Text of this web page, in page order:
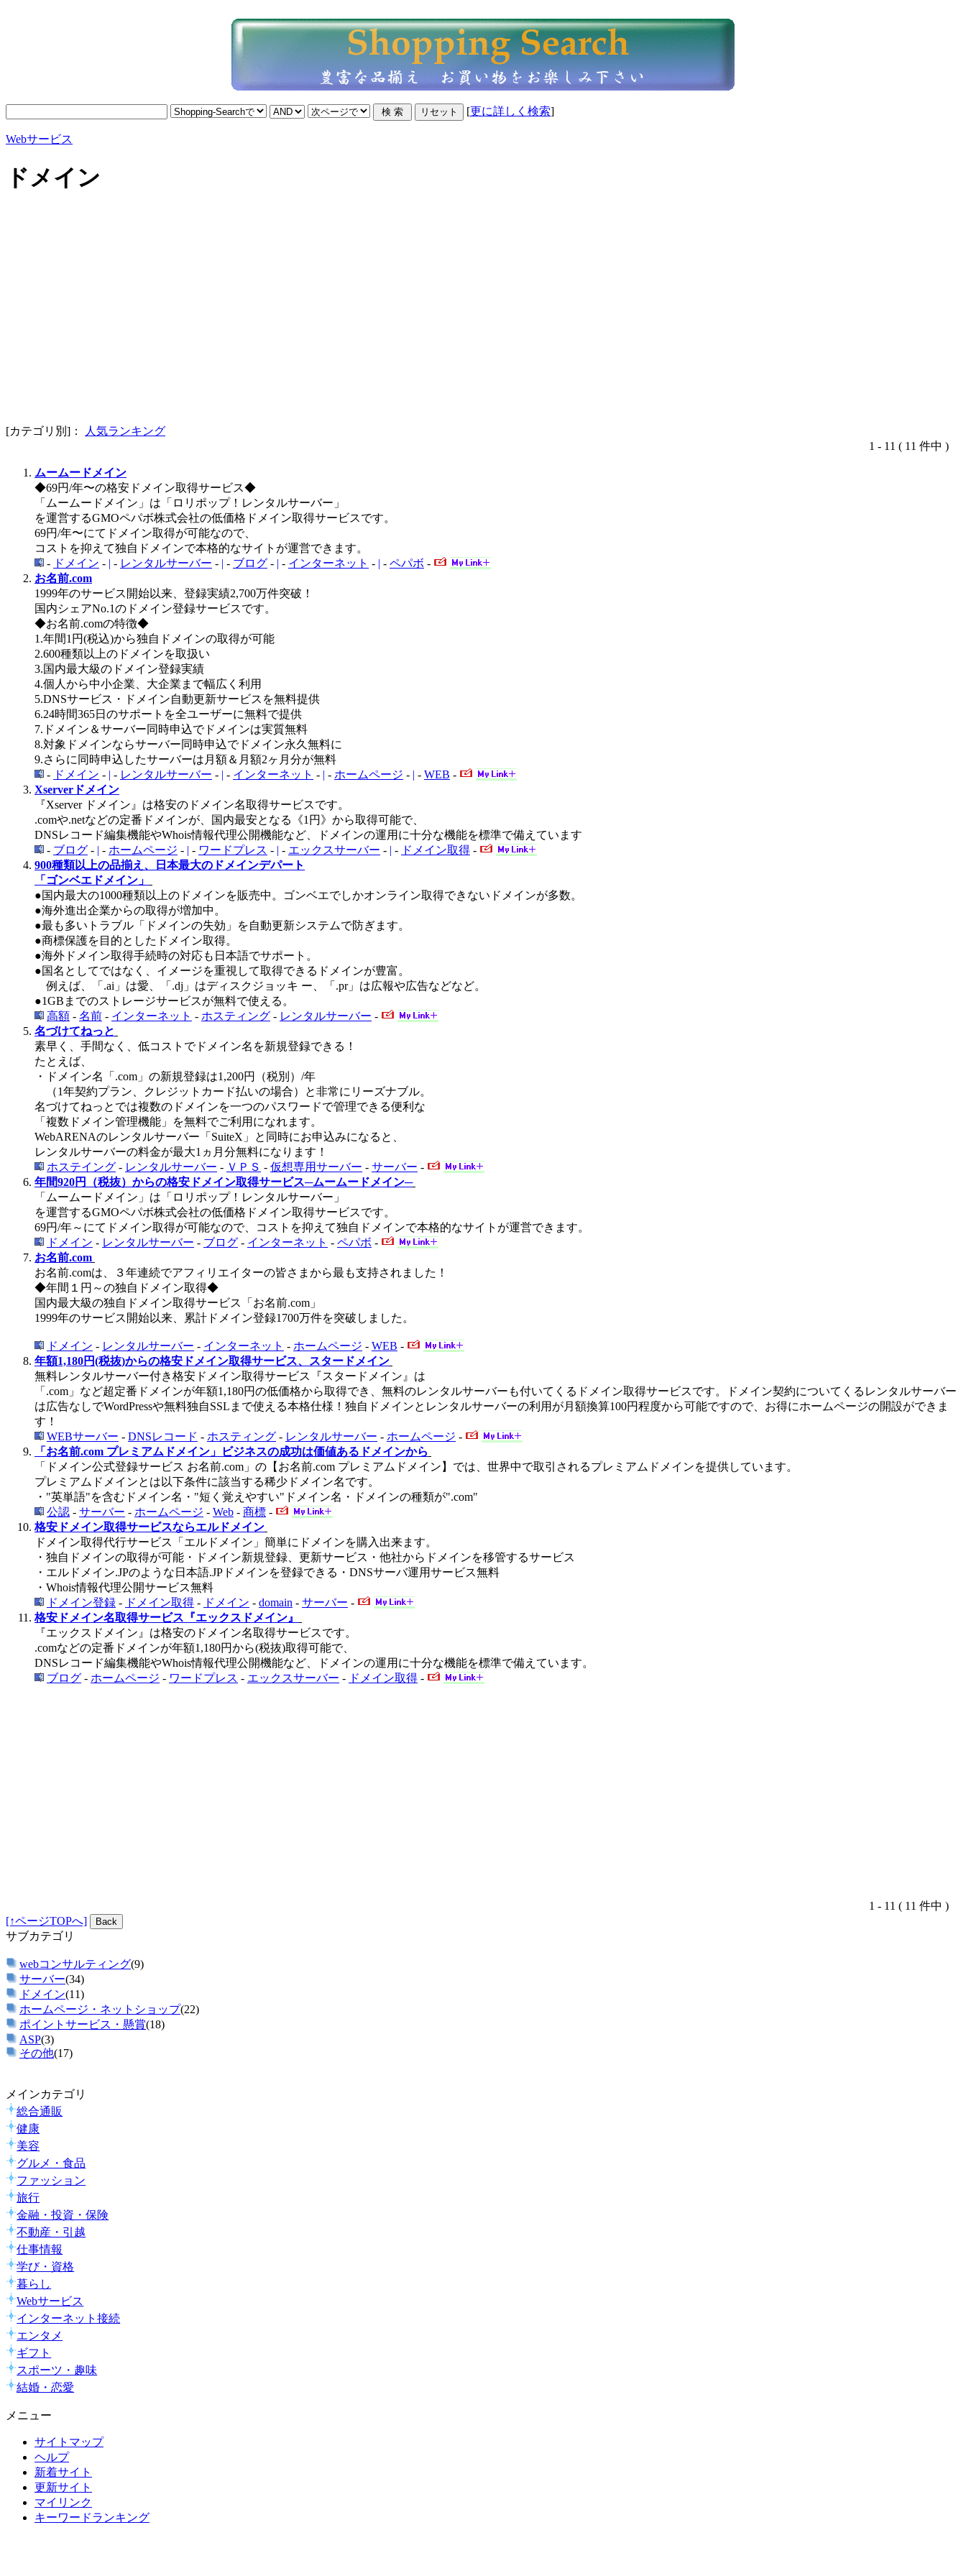
[更に詳しく検索]
Webサービス
ドメイン
[カテゴリ別]：
人気ランキング
1 - 11 ( 11 件中 )
ムームードメイン
◆69円/年〜の格安ドメイン取得サービス◆
「ムームードメイン」は「ロリポップ！レンタルサーバー」
を運営するGMOペパボ株式会社の低価格ドメイン取得サービスです。
69円/年〜にてドメイン取得が可能なので、
コストを抑えて独自ドメインで本格的なサイトが運営できます。
- ドメイン - | - レンタルサーバー - | - ブログ - | - インターネット - | - ペパボ -
お名前.com
1999年のサービス開始以来、登録実績2,700万件突破！
国内シェアNo.1のドメイン登録サービスです。
◆お名前.comの特徴◆
1.年間1円(税込)から独自ドメインの取得が可能
2.600種類以上のドメインを取扱い
3.国内最大級のドメイン登録実績
4.個人から中小企業、大企業まで幅広く利用
5.DNSサービス・ドメイン自動更新サービスを無料提供
6.24時間365日のサポートを全ユーザーに無料で提供
7.ドメイン＆サーバー同時申込でドメインは実質無料
8.対象ドメインならサーバー同時申込でドメイン永久無料に
9.さらに同時申込したサーバーは月額＆月額2ヶ月分が無料
- ドメイン - | - レンタルサーバー - | - インターネット - | - ホームページ - | - WEB -
Xserverドメイン
『Xserver ドメイン』は格安のドメイン名取得サービスです。
.comや.netなどの定番ドメインが、国内最安となる《1円》から取得可能で、
DNSレコード編集機能やWhois情報代理公開機能など、ドメインの運用に十分な機能を標準で備えています
- ブログ - | - ホームページ - | - ワードプレス - | - エックスサーバー - | - ドメイン取得 -
900種類以上の品揃え、日本最大のドメインデパート
「ゴンベエドメイン」
●国内最大の1000種類以上のドメインを販売中。ゴンベエでしかオンライン取得できないドメインが多数。
●海外進出企業からの取得が増加中。
●最も多いトラブル「ドメインの失効」を自動更新システムで防ぎます。
●商標保護を目的としたドメイン取得。
●海外ドメイン取得手続時の対応も日本語でサポート。
●国名としてではなく、イメージを重視して取得できるドメインが豊富。
例えば、「.ai」は愛、「.dj」はディスクジョッキ ー、「.pr」は広報や広告などなど。
●1GBまでのストレージサービスが無料で使える。
高額 - 名前 - インターネット - ホスティング - レンタルサーバー -
名づけてねっと
素早く、手間なく、低コストでドメイン名を新規登録できる！
たとえば、
・ドメイン名「.com」の新規登録は1,200円（税別）/年
（1年契約プラン、クレジットカード払いの場合）と非常にリーズナブル。
名づけてねっとでは複数のドメインを一つのパスワードで管理できる便利な
「複数ドメイン管理機能」を無料でご利用になれます。
WebARENAのレンタルサーバー「SuiteX」と同時にお申込みになると、
レンタルサーバーの料金が最大1ヵ月分無料になります！
ホステイング - レンタルサーバー - ＶＰＳ - 仮想専用サーバー - サーバー -
年間920円（税抜）からの格安ドメイン取得サービス─ムームードメイン─
「ムームードメイン」は「ロリポップ！レンタルサーバー」
を運営するGMOペパボ株式会社の低価格ドメイン取得サービスです。
69円/年～にてドメイン取得が可能なので、コストを抑えて独自ドメインで本格的なサイトが運営できます。
ドメイン - レンタルサーバー - ブログ - インターネット - ペパボ -
お名前.com
お名前.comは、３年連続でアフィリエイターの皆さまから最も支持されました！
◆年間１円～の独自ドメイン取得◆
国内最大級の独自ドメイン取得サービス「お名前.com」
1999年のサービス開始以来、累計ドメイン登録1700万件を突破しました。
ドメイン - レンタルサーバー - インターネット - ホームページ - WEB -
年額1,180円(税抜)からの格安ドメイン取得サービス、スタードメイン
無料レンタルサーバー付き格安ドメイン取得サービス『スタードメイン』は
「.com」など超定番ドメインが年額1,180円の低価格から取得でき、無料のレンタルサーバーも付いてくるドメイン取得サービスです。ドメイン契約についてくるレンタルサーバー
は広告なしでWordPressや無料独自SSLまで使える本格仕様！独自ドメインとレンタルサーバーの利用が月額換算100円程度から可能ですので、お得にホームページの開設ができま
す！
WEBサーバー - DNSレコード - ホスティング - レンタルサーバー - ホームページ -
「お名前.com プレミアムドメイン」ビジネスの成功は価値あるドメインから
「ドメイン公式登録サービス お名前.com」の【お名前.com プレミアムドメイン】では、世界中で取引されるプレミアムドメインを提供しています。
プレミアムドメインとは以下条件に該当する稀少ドメイン名です。
・"英単語"を含むドメイン名・"短く覚えやすい"ドメイン名・ドメインの種類が".com"
公認 - サーバー - ホームページ - Web - 商標 -
格安ドメイン取得サービスならエルドメイン
ドメイン取得代行サービス「エルドメイン」簡単にドメインを購入出来ます。
・独自ドメインの取得が可能・ドメイン新規登録、更新サービス・他社からドメインを移管するサービス
・エルドメイン.JPのような日本語.JPドメインを登録できる・DNSサーバ運用サービス無料
・Whois情報代理公開サービス無料
ドメイン登録 - ドメイン取得 - ドメイン - domain - サーバー -
格安ドメイン名取得サービス『エックスドメイン』
『エックスドメイン』は格安のドメイン名取得サービスです。
.comなどの定番ドメインが年額1,180円から(税抜)取得可能で、
DNSレコード編集機能やWhois情報代理公開機能など、ドメインの運用に十分な機能を標準で備えています。
ブログ - ホームページ - ワードプレス - エックスサーバー - ドメイン取得 -
1 - 11 ( 11 件中 )
[↑ページTOPへ]
サブカテゴリ
webコンサルティング(9)
サーバー(34)
ドメイン(11)
ホームページ・ネットショップ(22)
ポイントサービス・懸賞(18)
ASP(3)
その他(17)
メインカテゴリ
総合通販
健康
美容
グルメ・食品
ファッション
旅行
金融・投資・保険
不動産・引越
仕事情報
学び・資格
暮らし
Webサービス
インターネット接続
エンタメ
ギフト
スポーツ・趣味
結婚・恋愛
メニュー
サイトマップ
ヘルプ
新着サイト
更新サイト
マイリンク
キーワードランキング